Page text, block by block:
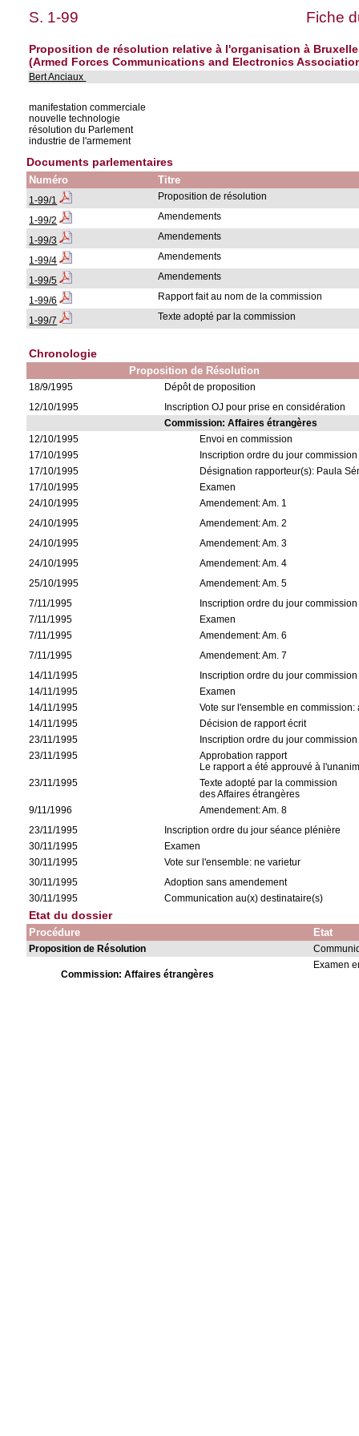
S. 1-99 Fiche
Proposition de résolution relative à l'organisation à
(Armed Forces Communications and Electronics
Bert Anciaux
manifestation commerciale
nouvelle technologie
résolution du Parlement
industrie de l'armement
Documents parlementaires
Numéro Titre
1-99/1 Proposition de résolution
1-99/2 Amendements
1-99/3 Amendements
1-99/4 Amendements
1-99/5 Amendements
1-99/6 Rapport fait au nom de la commission
1-99/7 Texte adopté par la commission
Chronologie
Proposition de Résolution
18/9/1995
Dépôt de proposition
12/10/1995
Inscription OJ pour prise en considération
Commission: Affaires étrangères
12/10/1995
Envoi en commission
17/10/1995
Inscription ordre du jour commission
17/10/1995
Désignation rapporteur(s): Paula
17/10/1995
Examen
24/10/1995
Amendement: Am. 1
24/10/1995
Amendement: Am. 2
24/10/1995
Amendement: Am. 3
24/10/1995
Amendement: Am. 4
25/10/1995
Amendement: Am. 5
7/11/1995
Inscription ordre du jour commission
7/11/1995
Examen
7/11/1995
Amendement: Am. 6
7/11/1995
Amendement: Am. 7
14/11/1995
Inscription ordre du jour commission
14/11/1995
Examen
14/11/1995
Vote sur l'ensemble en commission:
14/11/1995
Décision de rapport écrit
23/11/1995
Inscription ordre du jour commission
23/11/1995
Approbation rapport
Le rapport a été approuvé à
23/11/1995
Texte adopté par la commission
des Affaires étrangères
9/11/1996
Amendement: Am. 8
23/11/1995
Inscription ordre du jour séance plénière
30/11/1995
Examen
30/11/1995
Vote sur l'ensemble: ne varietur
30/11/1995
Adoption sans amendement
30/11/1995
Communication au(x) destinataire(s)
Etat du dossier
Procédure Etat
Proposition de Résolution
Commission: Affaires étrangères
Examen